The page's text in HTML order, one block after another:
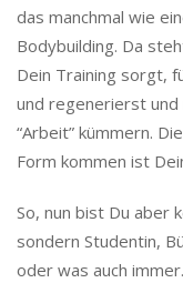
das manchmal wie
Bodybuilding. Da
Dein Training sorgt,
und regenerierst und
“Arbeit” kümmern.
Form kommen ist
So, nun bist Du aber
sondern Studentin,
oder was auch